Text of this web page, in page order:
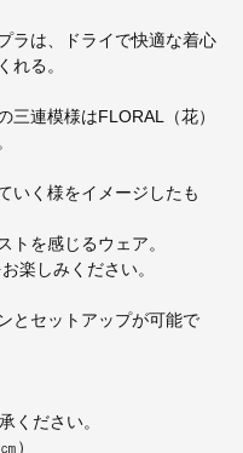
ラは、ドライで快適な着心
れる。
三連模様はFLORAL（花）
いく様をイメージしたも
トを感じるウェア。
楽しみください。
とセットアップが可能で
ください。
）